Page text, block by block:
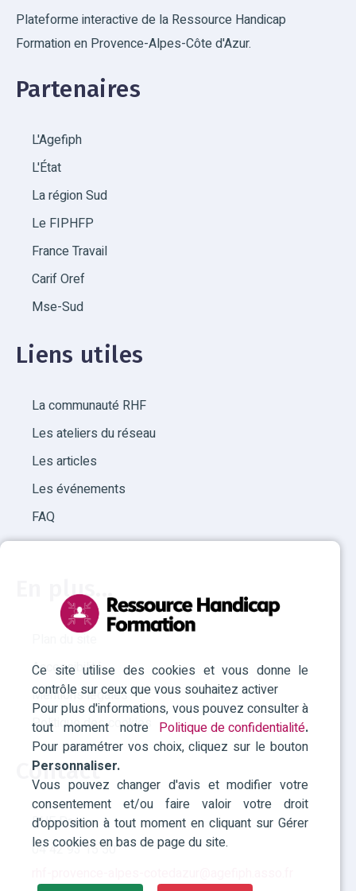
Ce site utilise des cookies et vous donne le
contrôle sur ceux que vous souhaitez activer
Pour plus d'informations, vous pouvez consulter à
tout moment notre Politique de confidentialité.
Pour paramétrer vos choix, cliquez sur le bouton
Personnaliser.
Vous pouvez changer d'avis et modifier votre
consentement et/ou faire valoir votre droit
d'opposition à tout moment en cliquant sur Gérer
les cookies en bas de page du site.
Plateforme interactive de la Ressource Handicap
Formation en Provence-Alpes-Côte d'Azur.
Partenaires
L'Agefiph
L'État
La région Sud
Le FIPHFP
France Travail
Carif Oref
Mse-Sud
Liens utiles
La communauté RHF
Les ateliers du réseau
Les articles
Les événements
FAQ
En plus...
Plan du site
Accessibilité
Mentions légales
Politique des cookies
Contact
RHF Paca
04 42 93 15 50